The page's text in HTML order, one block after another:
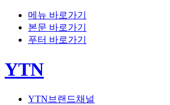
메뉴 바로가기
본문 바로가기
푸터 바로가기
YTN
YTN브랜드채널